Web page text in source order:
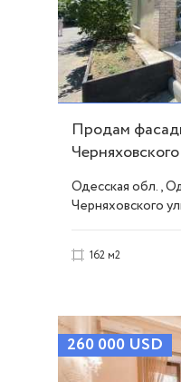
Продам
23707
Одесская обл.,
Черняховского
162 м2
260 000 USD